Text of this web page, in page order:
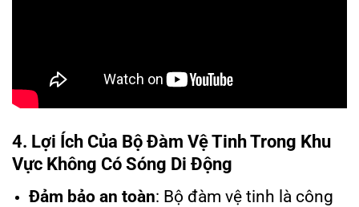
4. Lợi Ích Của Bộ Đàm Vệ Tinh Trong Khu
Vực Không Có Sóng Di Động
Đảm bảo an toàn: Bộ đàm vệ tinh là công